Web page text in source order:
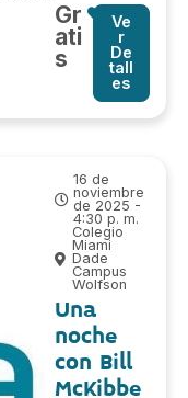
Gr
ati
s
Ve
r
De
tall
es
16 de
noviembre
de 2025 -
4:30 p. m.
Colegio
Miami
Dade
Campus
Wolfson
Una
noche
con Bill
McKibbe